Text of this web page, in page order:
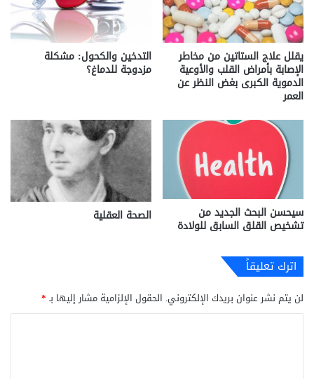
يقلل علاج الستاتين من مخاطر
الإصابة بأمراض القلب والأوعية
الدموية الكبرى بغض النظر عن
العمر
التدخين والكحول: مشكلة
مزدوجة للدماغ؟
سيحسن البحث الجديد من
تشخيص القلق السابق للولادة
الصحة العقلية
اترك تعليقاً
لن يتم نشر عنوان بريدك الإلكتروني. الحقول الإلزامية مشار إليها بـ*